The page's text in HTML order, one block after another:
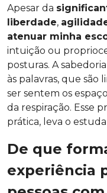
Apesar da
liberdade,
atenuar minha
intuição ou
posturas. A
às palavras, que são
ser sentem os
da respiração. Esse
prática, leva o
De que
experiência